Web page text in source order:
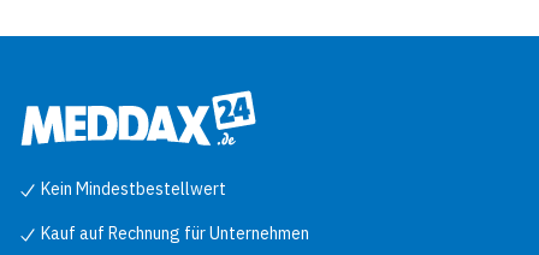
Kein Mindestbestellwert
Kauf auf Rechnung für Unternehmen